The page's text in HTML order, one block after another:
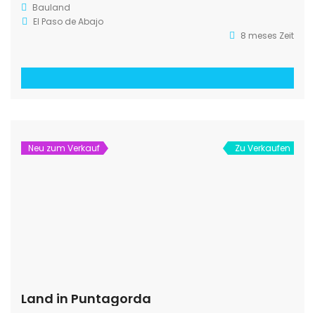
Bauland
El Paso de Abajo
8 meses Zeit
Neu zum Verkauf Zu Verkaufen
Land in Puntagorda